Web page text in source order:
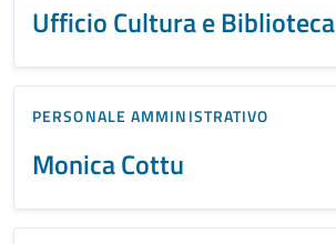
Ufficio Cultura e Biblioteca
PERSONALE AMMINISTRATIVO
Monica Cottu